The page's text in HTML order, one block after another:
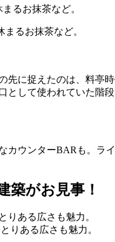
るお抹茶など。
先に捉えたのは、料亭
として使われていた階
カウンターBARも。ラ
築がお見事！
りある広さも魅力。